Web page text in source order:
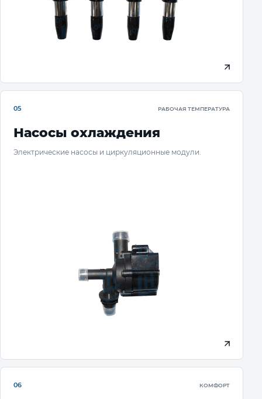
05 РАБОЧАЯ ТЕМПЕРАТУРА
Насосы охлаждения
Электрические насосы и циркуляционные модули.
06 КОМФОРТ